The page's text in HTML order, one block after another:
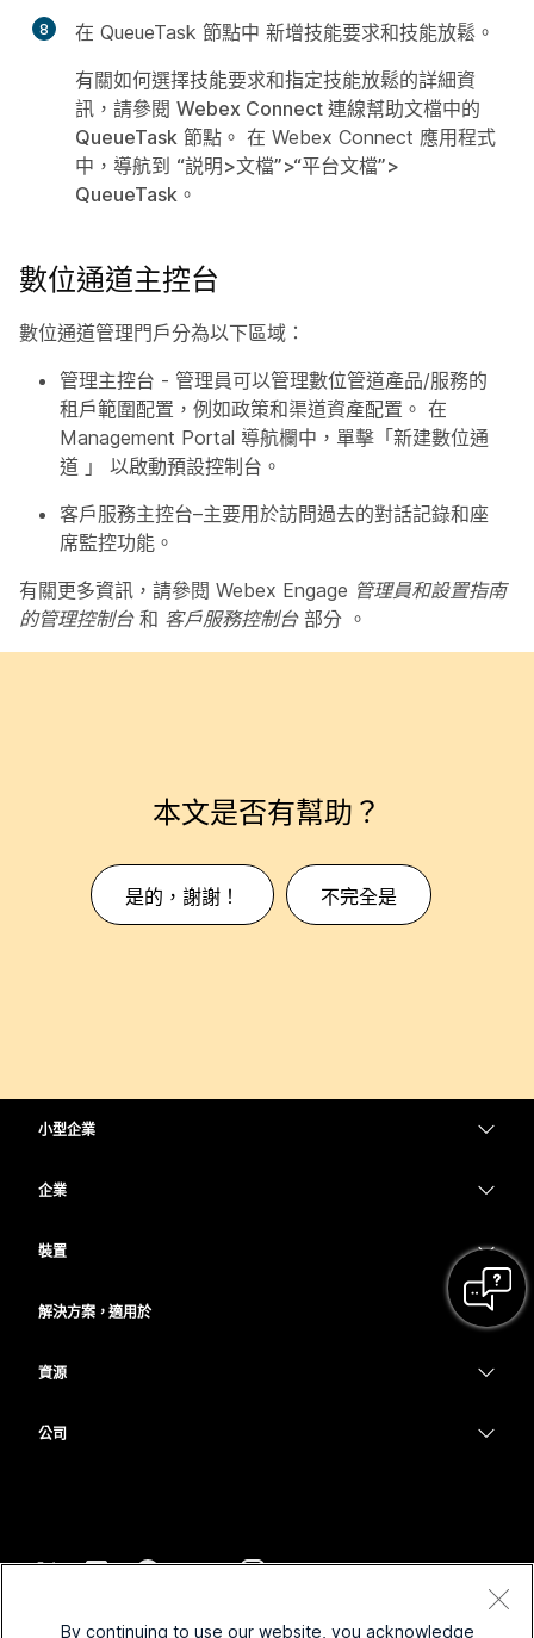
8 在 QueueTask 節點中 新增技能要求和技能放鬆。
有關如何選擇技能要求和指定技能放鬆的詳細資
訊，請參閱 Webex Connect 連線幫助文檔中的
QueueTask 節點。 在 Webex Connect 應用程式
中，導航到 “説明>文檔”>“平台文檔”>
QueueTask 。
數位通道主控台
數位通道管理門戶分為以下區域：
管理主控台 - 管理員可以管理數位管道產品/服務的
租戶範圍配置，例如政策和渠道資產配置。 在
Management Portal 導航欄中，單擊「新建數位通
道 」
以啟動預設控制台。
客戶服務主控台–主要用於訪問過去的對話記錄和座
席監控功能。
有關更多資訊，請參閱 Webex Engage 管理員和設置指南
的管理控制台和 客戶服務控制台部分 。
本文是否有幫助？
是的，謝謝！ 不完全是
小型企業
企業
Contact Center
裝置
解決方案，適用於
非營利
資源
公司
聯絡銷售人員
By continuing to use our website, you acknowledge